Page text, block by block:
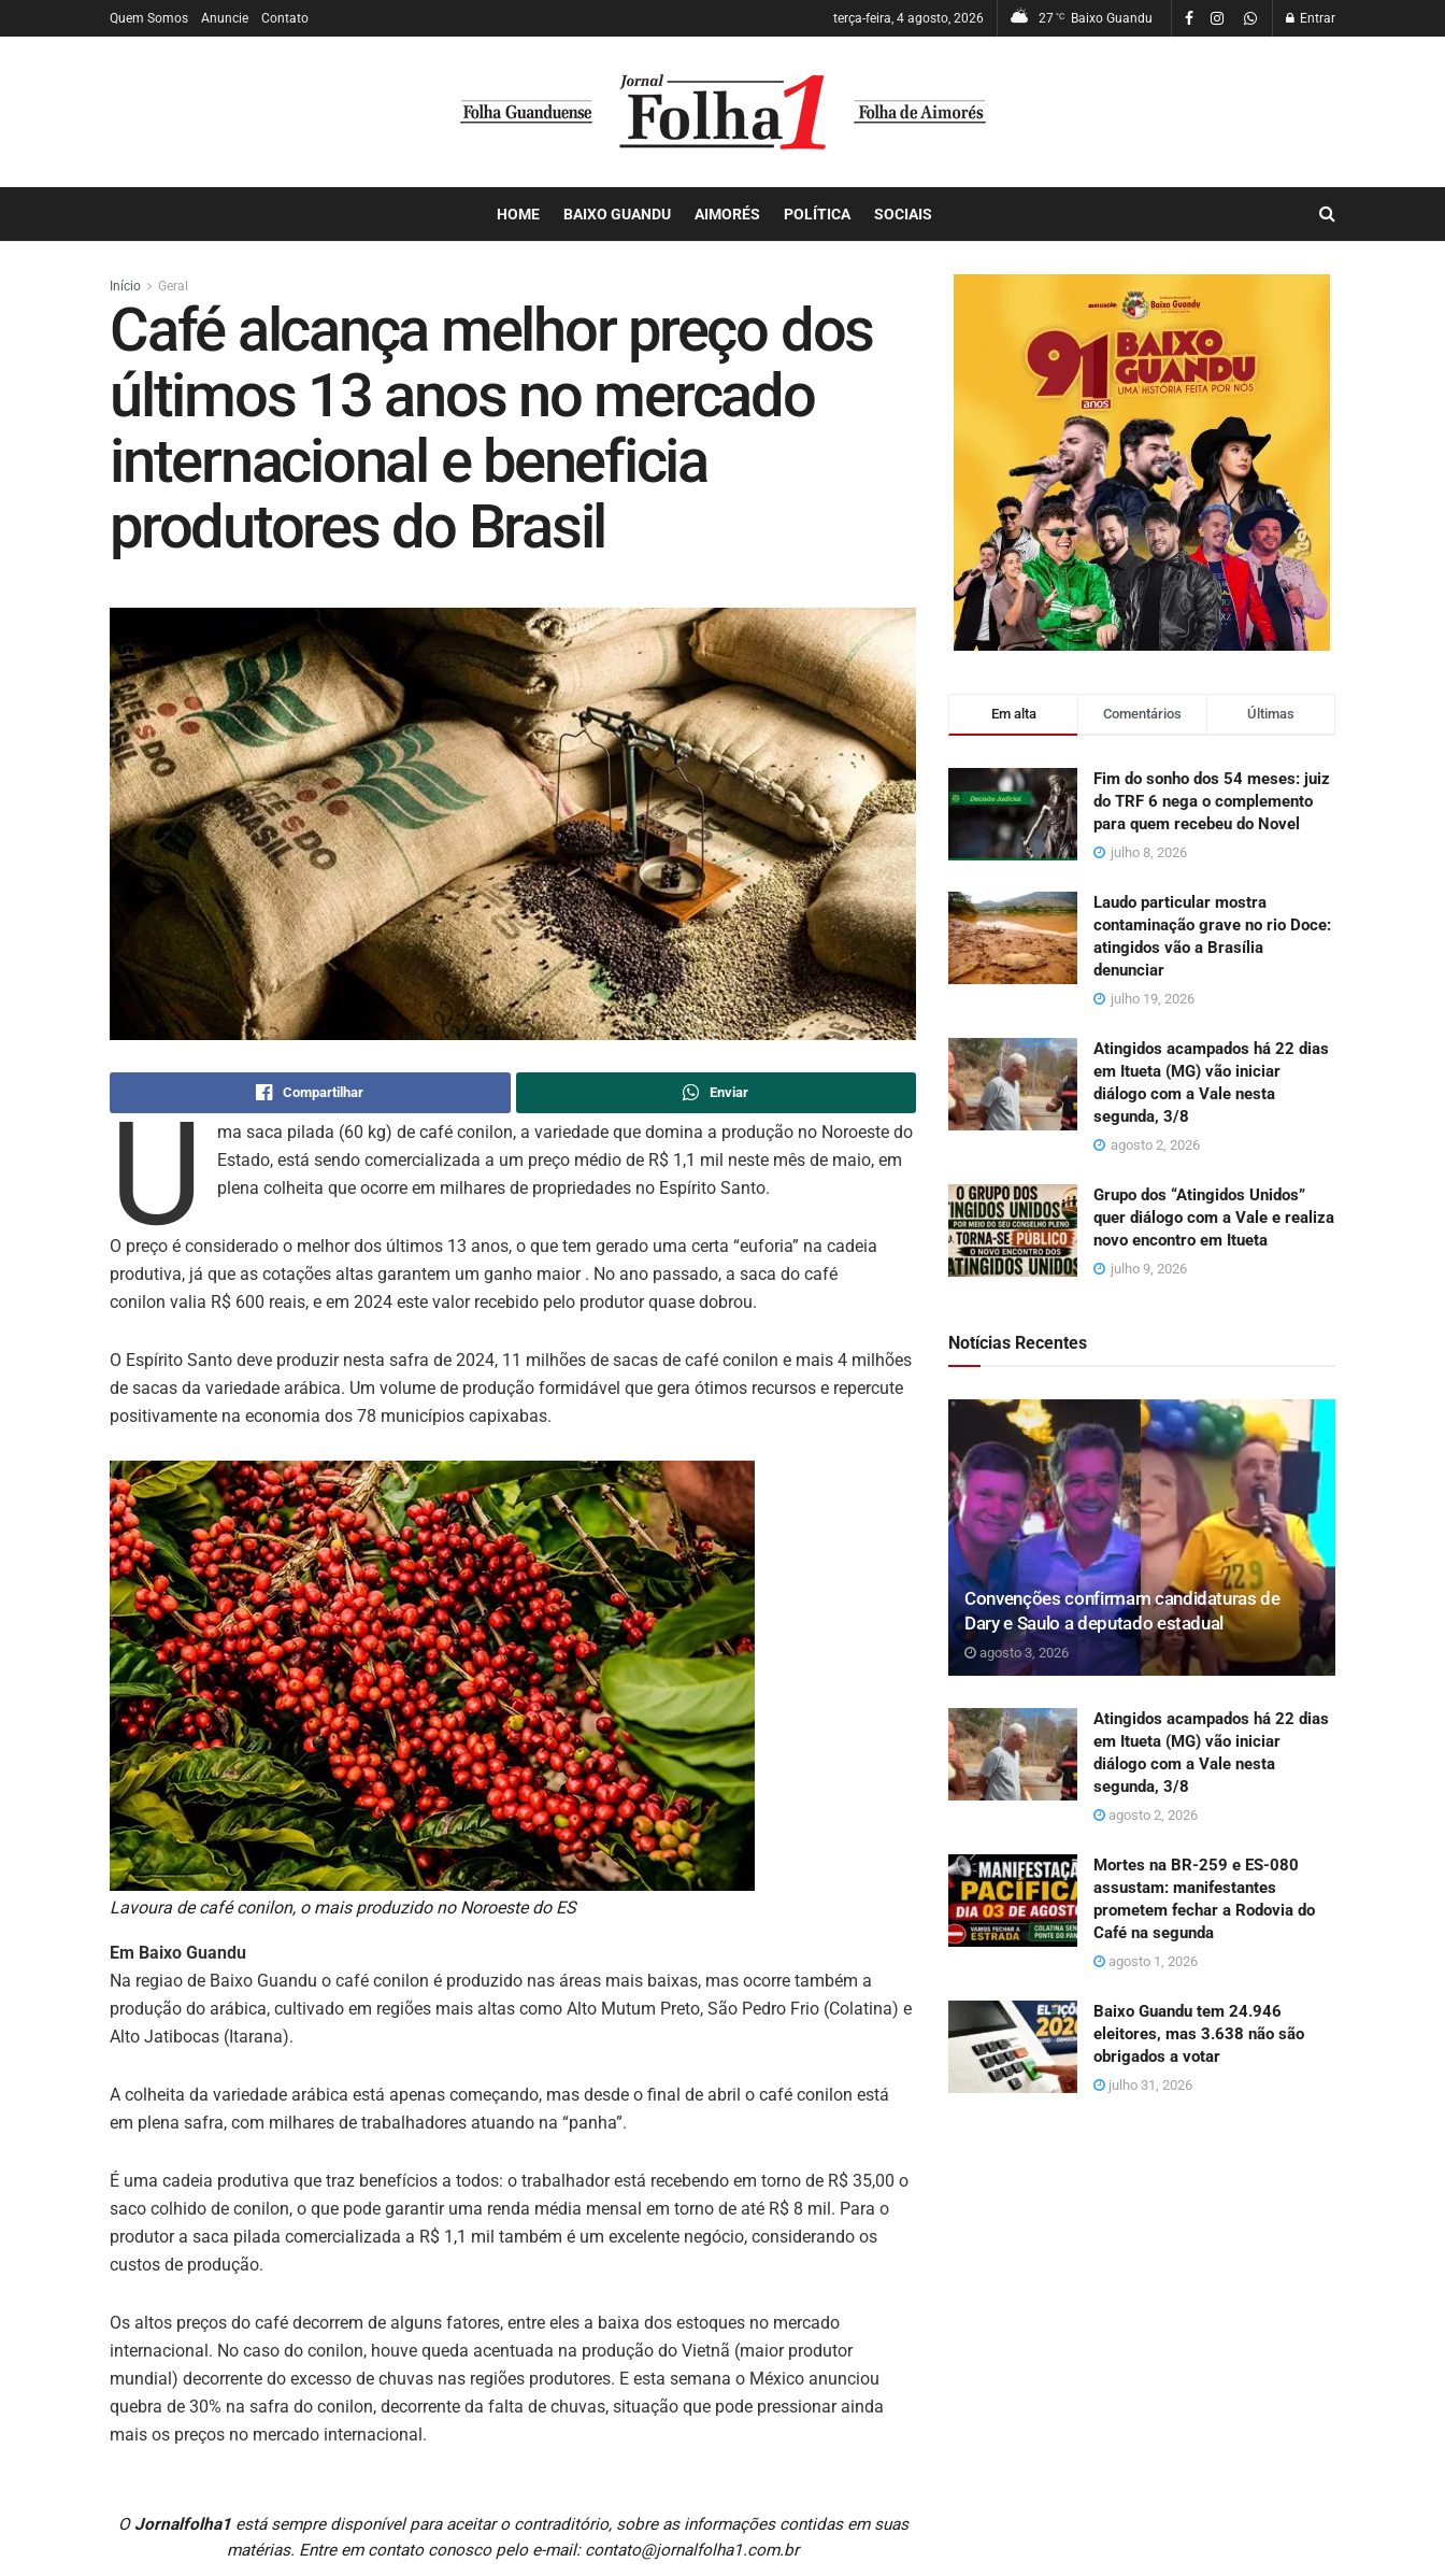
Quem Somos Anuncie Contato terça-feira, 4 agosto, 2026 27 °C Baixo Guandu Entrar
HOME BAIXO GUANDU AIMORÉS POLÍTICA SOCIAIS
Início Geral
Café alcança melhor preço dos
últimos 13 anos no mercado
internacional e beneficia
produtores do Brasil
Compartilhar Enviar
U
ma saca pilada (60 kg) de café conilon, a variedade que domina a produção no Noroeste do
Estado, está sendo comercializada a um preço médio de R$ 1,1 mil neste mês de maio, em
plena colheita que ocorre em milhares de propriedades no Espírito Santo.
O preço é considerado o melhor dos últimos 13 anos, o que tem gerado uma certa “euforia” na cadeia
produtiva, já que as cotações altas garantem um ganho maior . No ano passado, a saca do café
conilon valia R$ 600 reais, e em 2024 este valor recebido pelo produtor quase dobrou.
O Espírito Santo deve produzir nesta safra de 2024, 11 milhões de sacas de café conilon e mais 4 milhões
de sacas da variedade arábica. Um volume de produção formidável que gera ótimos recursos e repercute
positivamente na economia dos 78 municípios capixabas.
Lavoura de café conilon, o mais produzido no Noroeste do ES
Em Baixo Guandu
Na regiao de Baixo Guandu o café conilon é produzido nas áreas mais baixas, mas ocorre também a
produção do arábica, cultivado em regiões mais altas como Alto Mutum Preto, São Pedro Frio (Colatina) e
Alto Jatibocas (Itarana).
A colheita da variedade arábica está apenas começando, mas desde o final de abril o café conilon está
em plena safra, com milhares de trabalhadores atuando na “panha”.
É uma cadeia produtiva que traz benefícios a todos: o trabalhador está recebendo em torno de R$ 35,00 o
saco colhido de conilon, o que pode garantir uma renda média mensal em torno de até R$ 8 mil. Para o
produtor a saca pilada comercializada a R$ 1,1 mil também é um excelente negócio, considerando os
custos de produção.
Os altos preços do café decorrem de alguns fatores, entre eles a baixa dos estoques no mercado
internacional. No caso do conilon, houve queda acentuada na produção do Vietnã (maior produtor
mundial) decorrente do excesso de chuvas nas regiões produtores. E esta semana o México anunciou
quebra de 30% na safra do conilon, decorrente da falta de chuvas, situação que pode pressionar ainda
mais os preços no mercado internacional.
O Jornalfolha1está sempre disponível para aceitar o contraditório, sobre as informações contidas em suas
matérias. Entre em contato conosco pelo e-mail: contato@jornalfolha1.com.br
Em alta Comentários Últimas
Fim do sonho dos 54 meses: juiz
do TRF 6 nega o complemento
para quem recebeu do Novel
julho 8, 2026
Laudo particular mostra
contaminação grave no rio Doce:
atingidos vão a Brasília
denunciar
julho 19, 2026
Atingidos acampados há 22 dias
em Itueta (MG) vão iniciar
diálogo com a Vale nesta
segunda, 3/8
agosto 2, 2026
Grupo dos “Atingidos Unidos”
quer diálogo com a Vale e realiza
novo encontro em Itueta
julho 9, 2026
Notícias Recentes
Convenções confirmam candidaturas de
Dary e Saulo a deputado estadual
agosto 3, 2026
Atingidos acampados há 22 dias
em Itueta (MG) vão iniciar
diálogo com a Vale nesta
segunda, 3/8
agosto 2, 2026
Mortes na BR-259 e ES-080
assustam: manifestantes
prometem fechar a Rodovia do
Café na segunda
agosto 1, 2026
Baixo Guandu tem 24.946
eleitores, mas 3.638 não são
obrigados a votar
julho 31, 2026